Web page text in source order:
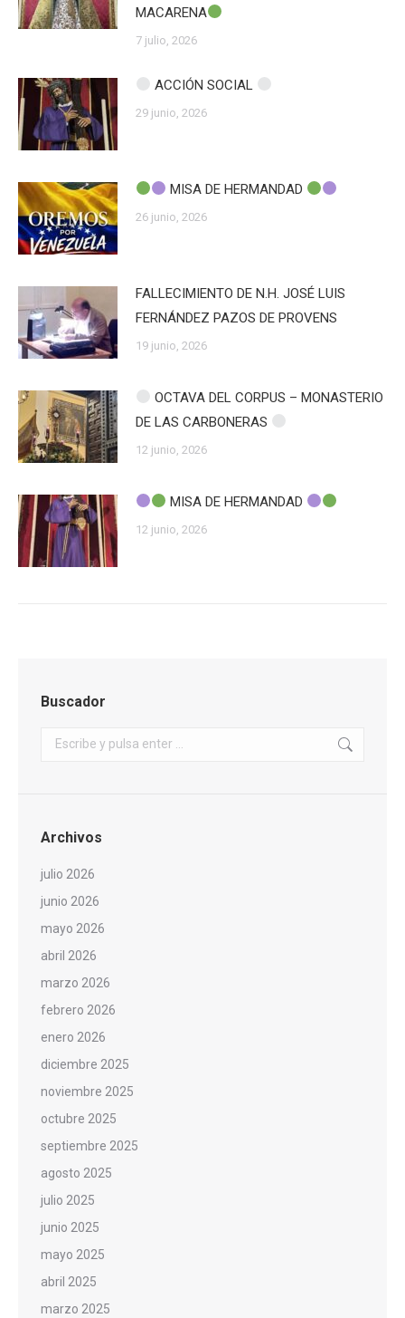
MACARENA
7 julio, 2026
ACCIÓN SOCIAL
29 junio, 2026
MISA DE HERMANDAD
26 junio, 2026
FALLECIMIENTO DE N.H. JOSÉ LUIS
FERNÁNDEZ PAZOS DE PROVENS
19 junio, 2026
OCTAVA DEL CORPUS – MONASTERIO
DE LAS CARBONERAS
12 junio, 2026
MISA DE HERMANDAD
12 junio, 2026
Buscador
Buscar:
Archivos
julio 2026
junio 2026
mayo 2026
abril 2026
marzo 2026
febrero 2026
enero 2026
diciembre 2025
noviembre 2025
octubre 2025
septiembre 2025
agosto 2025
julio 2025
junio 2025
mayo 2025
abril 2025
marzo 2025